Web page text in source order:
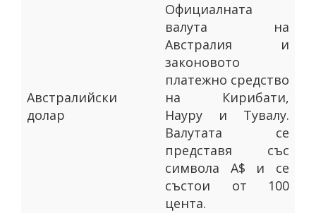
Австралийски
долар
Официалната
валута на
Австралия и
законовото
платежно средство
на Кирибати,
Науру и Тувалу.
Валутата се
представя със
символа A$ и се
състои от 100
цента.